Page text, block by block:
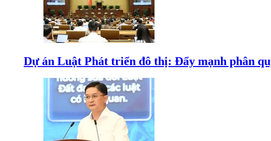
Dự án Luật Phát triển đô thị: Đẩy mạnh phân